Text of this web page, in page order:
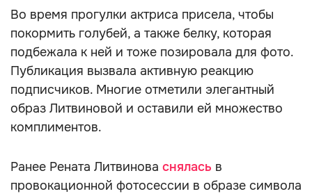
Во время прогулки актриса присела, чтобы
покормить голубей, а также белку, которая
подбежала к ней и тоже позировала для фото.
Публикация вызвала активную реакцию
подписчиков. Многие отметили элегантный
образ Литвиновой и оставили ей множество
комплиментов.
Ранее Рената Литвинова снялась в
провокационной фотосессии в образе символа